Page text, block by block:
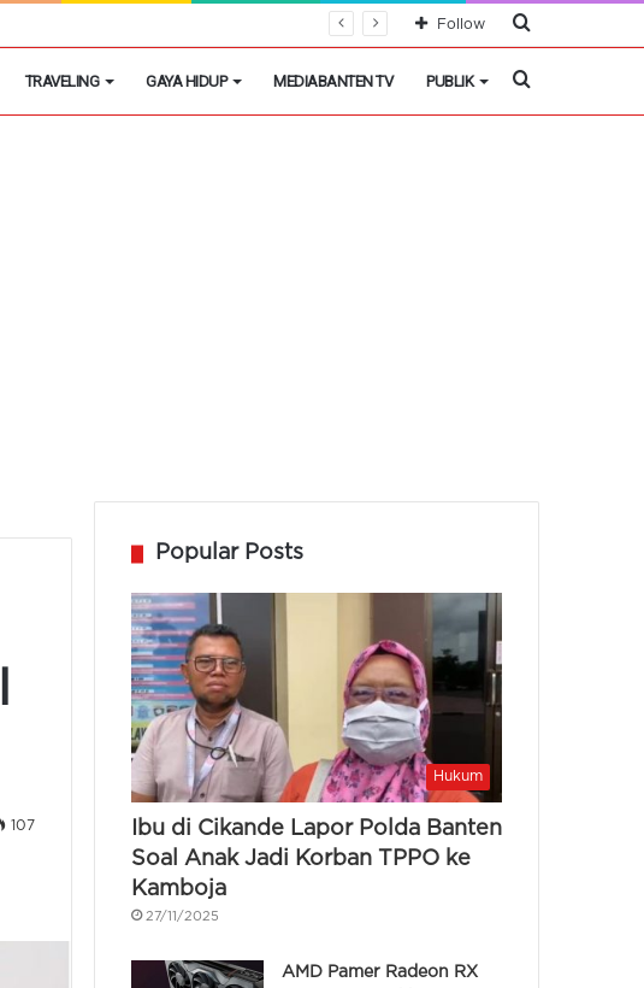
Cari
Follow
TRAVELING GAYA HIDUP MEDIABANTEN TV PUBLIK Cari
107
Popular Posts
Hukum
Ibu di Cikande Lapor Polda Banten
Soal Anak Jadi Korban TPPO ke
Kamboja
27/11/2025
AMD Pamer Radeon RX